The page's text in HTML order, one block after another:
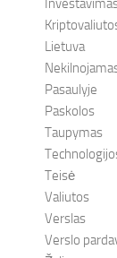
Lietuva
Pasaulyje
Paskolos
Taupymas
Teisė
Valiutos
Verslas
Verslo